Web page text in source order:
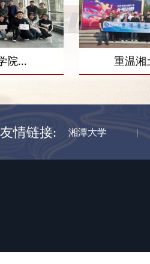
重温湘土岁月 再续...
友情链接: 湘潭大学 |